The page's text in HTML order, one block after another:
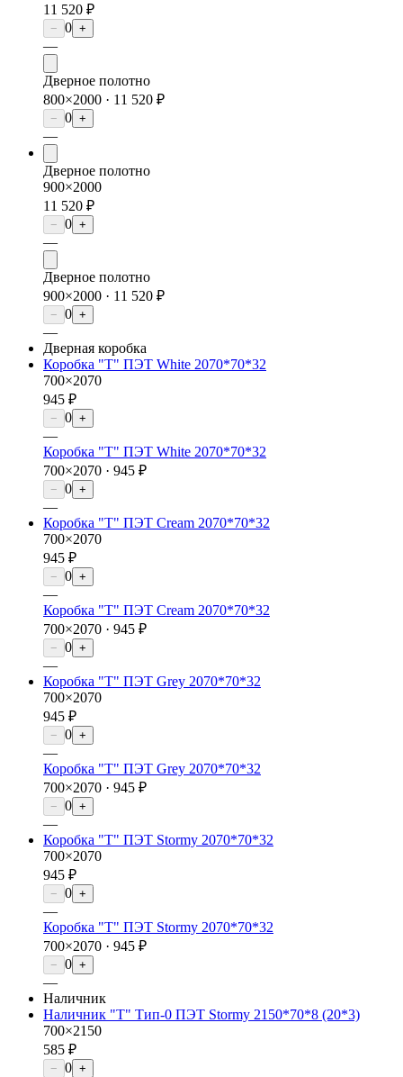
11 520 ₽
− 0 +
—
Дверное полотно
800×2000 · 11 520 ₽
− 0 +
—
Дверное полотно
900×2000
11 520 ₽
− 0 +
—
Дверное полотно
900×2000 · 11 520 ₽
− 0 +
—
Дверная коробка
Коробка "Т" ПЭТ White 2070*70*32
700×2070
945 ₽
− 0 +
—
Коробка "Т" ПЭТ White 2070*70*32
700×2070 · 945 ₽
− 0 +
—
Коробка "Т" ПЭТ Cream 2070*70*32
700×2070
945 ₽
− 0 +
—
Коробка "Т" ПЭТ Cream 2070*70*32
700×2070 · 945 ₽
− 0 +
—
Коробка "Т" ПЭТ Grey 2070*70*32
700×2070
945 ₽
− 0 +
—
Коробка "Т" ПЭТ Grey 2070*70*32
700×2070 · 945 ₽
− 0 +
—
Коробка "Т" ПЭТ Stormy 2070*70*32
700×2070
945 ₽
− 0 +
—
Коробка "Т" ПЭТ Stormy 2070*70*32
700×2070 · 945 ₽
− 0 +
—
Наличник
Наличник "Т" Тип-0 ПЭТ Stormy 2150*70*8 (20*3)
700×2150
585 ₽
− 0 +